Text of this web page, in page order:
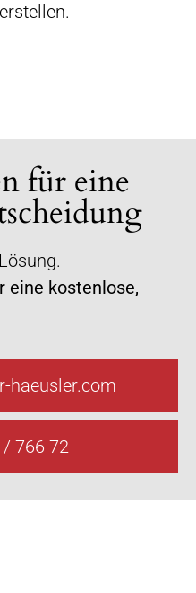
für eine
eine kostenlose,
haeusler.com
766 72